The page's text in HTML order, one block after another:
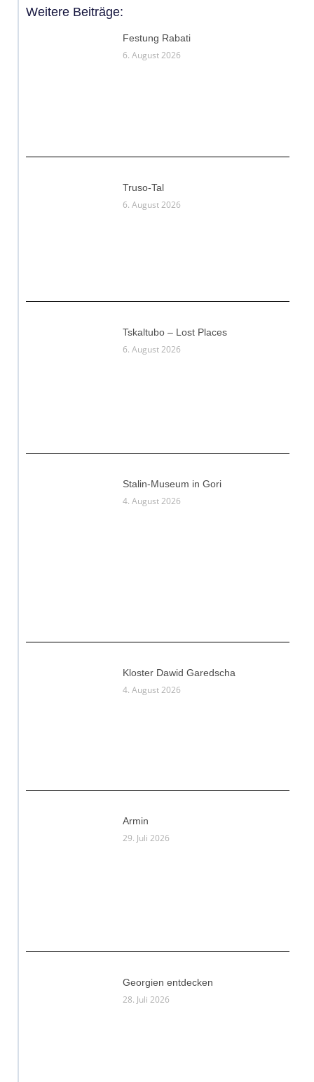
Weitere Beiträge:
Festung Rabati
6. August 2026
Truso-Tal
6. August 2026
Tskaltubo – Lost Places
6. August 2026
Stalin-Museum in Gori
4. August 2026
Kloster Dawid Garedscha
4. August 2026
Armin
29. Juli 2026
Georgien entdecken
28. Juli 2026